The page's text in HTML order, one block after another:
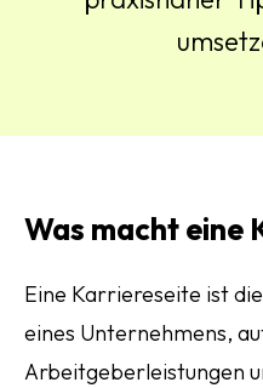
Was macht eine
Eine Karriereseite ist
eines Unternehmens,
Arbeitgeberleistungen